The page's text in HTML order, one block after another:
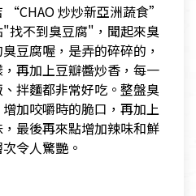
“CHAO 炒炒新亞洲蔬食”
找不到臭豆腐"，聞起來臭
豆腐喔，是弄的碎碎的，
再加上豆瓣醬炒香，每一
拌麵都非常好吃。整盤臭
加咬嚼時的脆口，再加上
最後再來點增加辣味和鮮
令人驚艷。